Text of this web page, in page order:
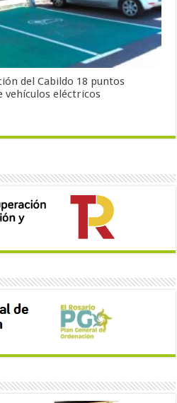
del Cabildo 18 puntos
vehículos eléctricos